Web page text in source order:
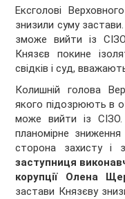
Ексголові
знизили суму
зможе вийти із
Князєв покине
свідків і суд,
Колишній голова
якого підозрюють в
може вийти із
планомірне
сторона захисту і
заступниця
корупції
Олена
застави Князєву